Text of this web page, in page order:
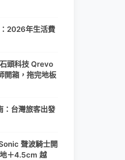
2026年生活費
頭科技 Qrevo
開箱，拖完地板
台灣旅客出發
聲波騎士開
＋4.5cm 越